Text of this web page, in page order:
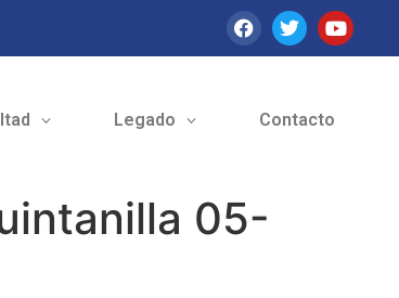
Legado Contacto
05-